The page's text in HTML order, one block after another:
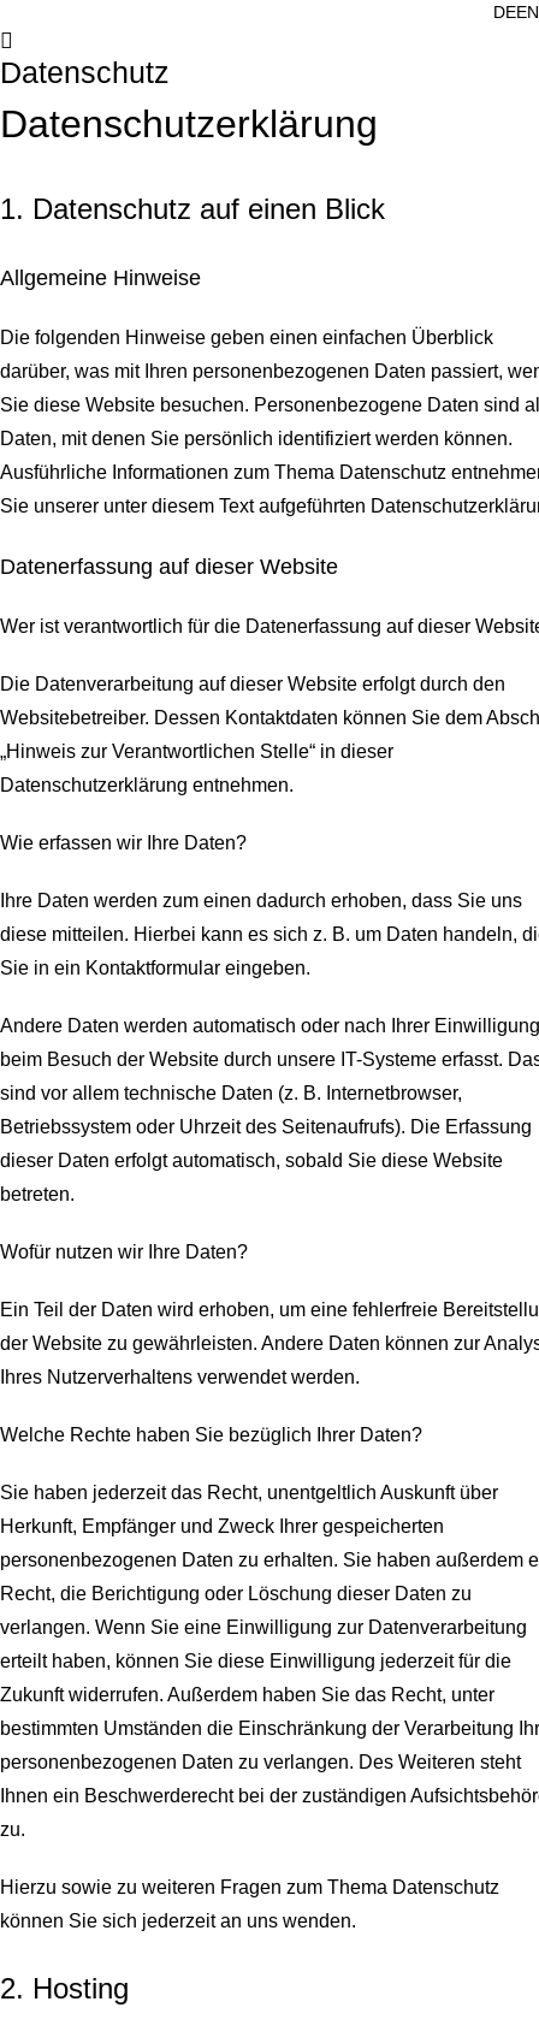
DEEN
Datenschutz
Datenschutz­erklärung
1. Datenschutz auf einen Blick
Allgemeine Hinweise
Die folgenden Hinweise geben einen einfachen Überblick
darüber, was mit Ihren personenbezogenen Daten passiert,
Sie diese Website besuchen. Personenbezogene Daten sind
Daten, mit denen Sie persönlich identifiziert werden können.
Ausführliche Informationen zum Thema Datenschutz
Sie unserer unter diesem Text aufgeführten
Datenerfassung auf dieser Website
Wer ist verantwortlich für die Datenerfassung auf dieser
Die Datenverarbeitung auf dieser Website erfolgt durch den
Websitebetreiber. Dessen Kontaktdaten können Sie dem
„Hinweis zur Verantwortlichen Stelle“ in dieser
Datenschutzerklärung entnehmen.
Wie erfassen wir Ihre Daten?
Ihre Daten werden zum einen dadurch erhoben, dass Sie uns
diese mitteilen. Hierbei kann es sich z. B. um Daten handeln,
Sie in ein Kontaktformular eingeben.
Andere Daten werden automatisch oder nach Ihrer Einwilligung
beim Besuch der Website durch unsere IT-Systeme erfasst.
sind vor allem technische Daten (z. B. Internetbrowser,
Betriebssystem oder Uhrzeit des Seitenaufrufs). Die Erfassung
dieser Daten erfolgt automatisch, sobald Sie diese Website
betreten.
Wofür nutzen wir Ihre Daten?
Ein Teil der Daten wird erhoben, um eine fehlerfreie
der Website zu gewährleisten. Andere Daten können zur
Ihres Nutzerverhaltens verwendet werden.
Welche Rechte haben Sie bezüglich Ihrer Daten?
Sie haben jederzeit das Recht, unentgeltlich Auskunft über
Herkunft, Empfänger und Zweck Ihrer gespeicherten
personenbezogenen Daten zu erhalten. Sie haben außerdem
Recht, die Berichtigung oder Löschung dieser Daten zu
verlangen. Wenn Sie eine Einwilligung zur Datenverarbeitung
erteilt haben, können Sie diese Einwilligung jederzeit für die
Zukunft widerrufen. Außerdem haben Sie das Recht, unter
bestimmten Umständen die Einschränkung der Verarbeitung
personenbezogenen Daten zu verlangen. Des Weiteren steht
Ihnen ein Beschwerderecht bei der zuständigen
zu.
Hierzu sowie zu weiteren Fragen zum Thema Datenschutz
können Sie sich jederzeit an uns wenden.
2. Hosting